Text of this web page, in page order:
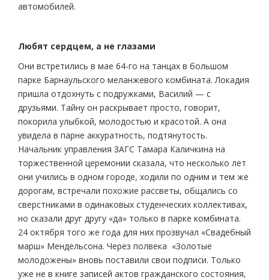
автомобилей.
Любят сердцем, а не глазами
Они встретились в мае 64-го на танцах в большом
парке Барнаульского меланжевого комбината. Локадия
пришла отдохнуть с подружками, Василий — с
друзьями. Тайну он раскрывает просто, говорит,
покорила улыбкой, молодостью и красотой. А она
увидела в парне аккуратность, подтянутость.
Начальник управления ЗАГС Тамара Каличкина на
торжественной церемонии сказала, что несколько лет
они учились в одном городе, ходили по одним и тем же
дорогам, встречали похожие рассветы, общались со
сверстниками в одинаковых студенческих коллективах,
но сказали друг другу «да» только в парке комбината.
24 октября того же года для них прозвучал «Свадебный
марш» Мендельсона. Через полвека «Золотые
молодожены» вновь поставили свои подписи. Только
уже не в книге записей актов гражданского состояния,